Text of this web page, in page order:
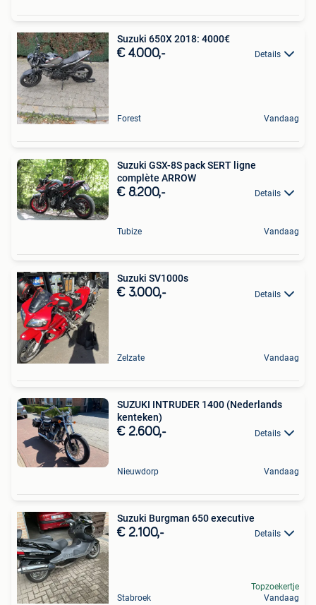
Suzuki 650X 2018: 4000€
€ 4.000,- Details
Forest Vandaag
Suzuki GSX-8S pack SERT ligne
complète ARROW
€ 8.200,- Details
Tubize Vandaag
Suzuki SV1000s
€ 3.000,- Details
Zelzate Vandaag
SUZUKI INTRUDER 1400 (Nederlands
kenteken)
€ 2.600,- Details
Nieuwdorp Vandaag
Suzuki Burgman 650 executive
€ 2.100,- Details
Stabroek
Topzoekertje
Vandaag